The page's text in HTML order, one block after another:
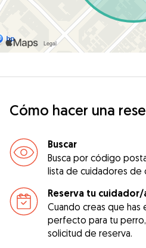
Cómo hacer una
Buscar
Busca por código
lista de cuidadores de
Reserva tu cuidador/
Cuando creas que
perfecto para tu
solicitud de reserva.